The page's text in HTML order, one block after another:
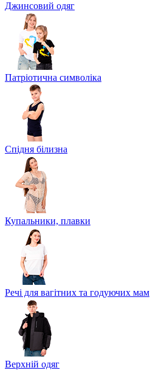
Джинсовий одяг
Патріотична символіка
Спідня білизна
Купальники, плавки
Речі для вагітних та годуючих мам
Верхній одяг